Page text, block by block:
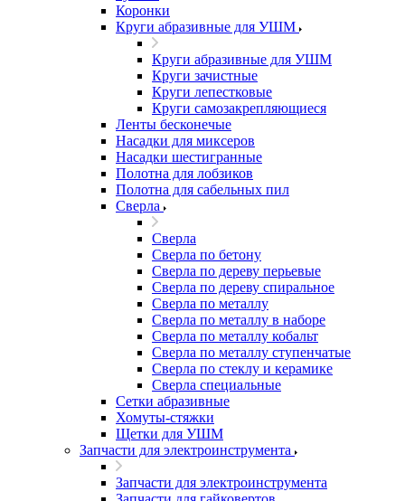
Коронки
Круги абразивные для УШМ
Круги абразивные для УШМ
Круги зачистные
Круги лепестковые
Круги самозакрепляющиеся
Ленты бесконечые
Насадки для миксеров
Насадки шестигранные
Полотна для лобзиков
Полотна для сабельных пил
Сверла
Сверла
Сверла по бетону
Сверла по дереву перьевые
Сверла по дереву спиральное
Сверла по металлу
Сверла по металлу в наборе
Сверла по металлу кобальт
Сверла по металлу ступенчатые
Сверла по стеклу и керамике
Сверла специальные
Сетки абразивные
Хомуты-стяжки
Щетки для УШМ
Запчасти для электроинструмента
Запчасти для электроинструмента